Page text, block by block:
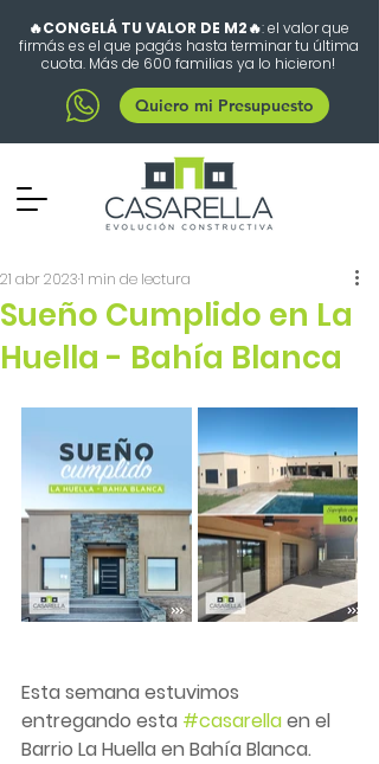
🔥CONGELÁ TU VALOR DE M2🔥: el valor que
firmás es el que pagás hasta terminar tu última
cuota. Más de 600 familias ya lo hicieron!
Quiero mi Presupuesto
Sueño Cumplido en La
Huella - Bahía Blanca
21 abr 20231 min de lectura
Esta semana estuvimos
entregando esta #casarella en el
Barrio La Huella en Bahía Blanca.